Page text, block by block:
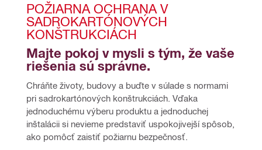
POŽIARNA OCHRANA V
SADROKARTÓNOVÝCH
KONŠTRUKCIÁCH
Majte pokoj v mysli s tým, že vaše
riešenia sú správne.
Chráňte životy, budovy a buďte v súlade s normami
pri sadrokartónových konštrukciách. Vďaka
jednoduchému výberu produktu a jednoduchej
inštalácii si nevieme predstaviť uspokojivejší spôsob,
ako pomôcť zaistiť požiarnu bezpečnosť.